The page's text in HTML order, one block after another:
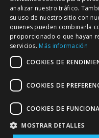
analizar nuestro tráfico.
su uso de nuestro sitio con
quienes pueden combinarla
proporcionado o que hayan
servicios. Más información
COOKIES DE
COOKIES DE
COOKIES DE
MOSTRAR DETALLES